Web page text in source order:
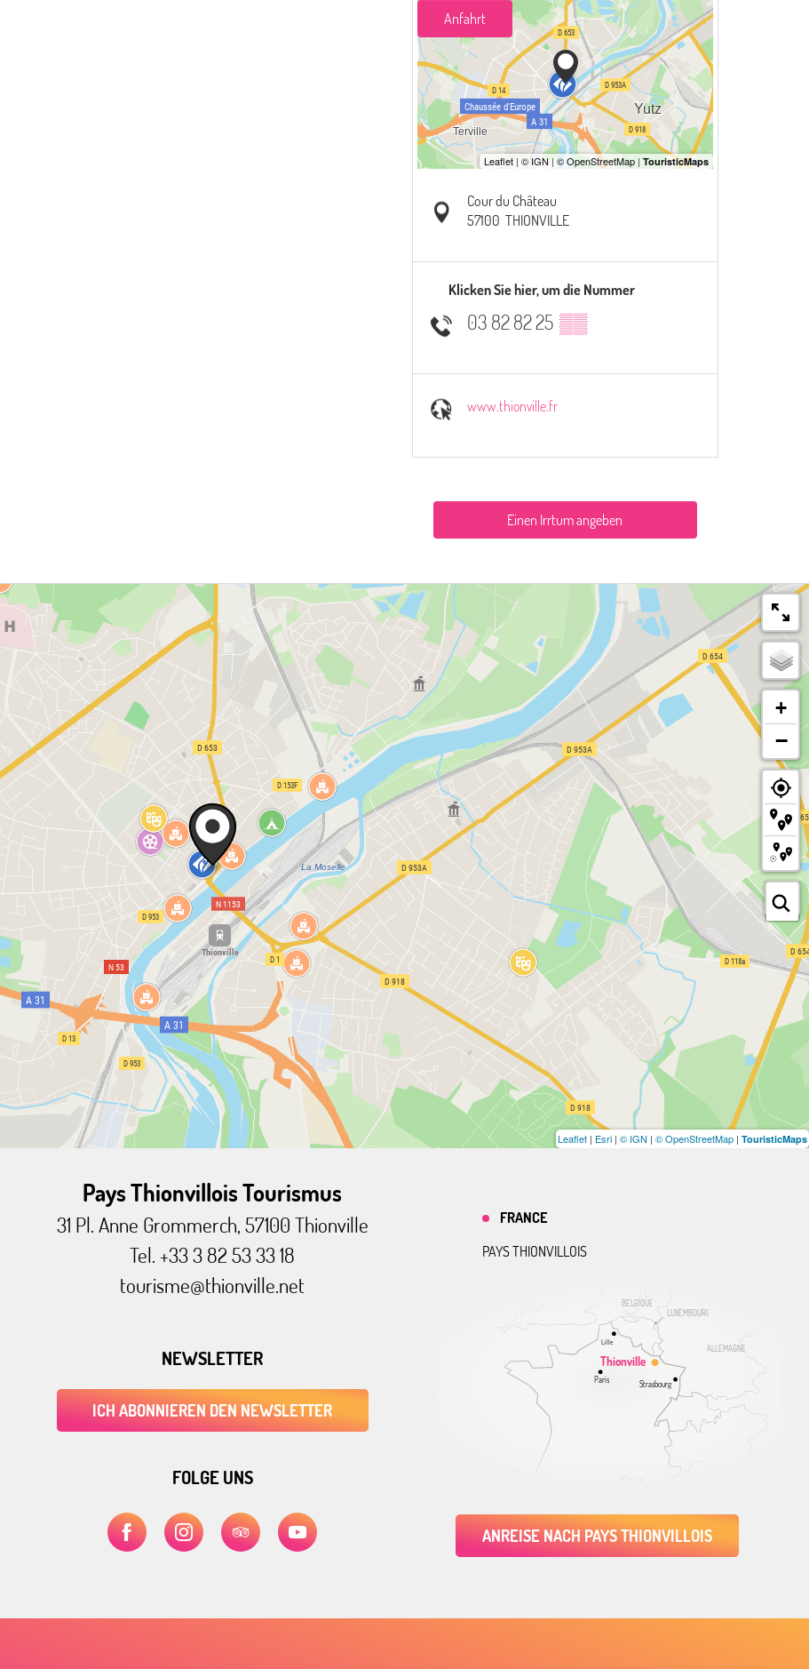
Anfahrt
Cour du Château
57100 THIONVILLE
Klicken Sie hier, um die Nummer
03 82 82 25 ▒▒
www.thionville.fr
Einen Irrtum angeben
+
−
Leaflet | Esri | © IGN | © OpenStreetMap | TouristicMaps
Pays Thionvillois Tourismus
31 Pl. Anne Grommerch, 57100 Thionville
Tel. +33 3 82 53 33 18
tourisme@thionville.net
NEWSLETTER
ICH ABONNIEREN DEN NEWSLETTER
FOLGE UNS
ALLEMAGNE
BELGIQUE
LUXEMBOURG
Thionville
Lille
Paris Strasbourg
FRANCE
PAYS THIONVILLOIS
ANREISE NACH PAYS THIONVILLOIS